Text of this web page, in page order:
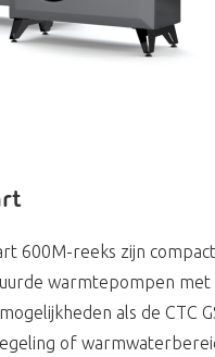
600M-reeks zijn
warmtepompen met
als de CTC
of